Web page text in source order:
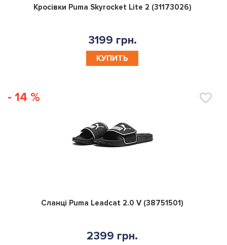
0
Кросівки Puma Skyrocket Lite 2 (31173026)
3199 грн.
КУПИТЬ
- 14 %
0
Сланці Puma Leadcat 2.0 V (38751501)
2399 грн.